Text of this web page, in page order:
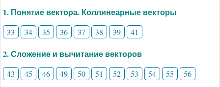
1. Понятие вектора. Коллинеарные векторы
33 34 35 36 37 38 39 41
2. Сложение и вычитание векторов
43 45 46 49 50 51 52 53 54 55 56